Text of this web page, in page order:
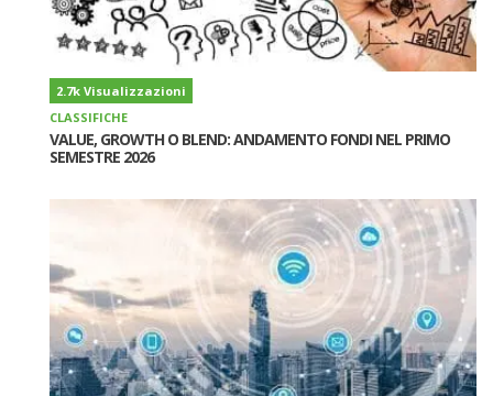
2.7k Visualizzazioni
CLASSIFICHE
VALUE, GROWTH O BLEND: ANDAMENTO FONDI NEL PRIMO
SEMESTRE 2026